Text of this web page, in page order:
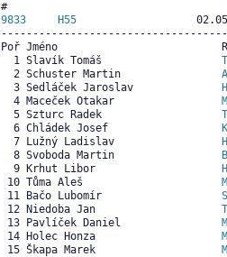
9833
H55
Poř Jméno
  1 Slavík Tomáš
  2 Schuster Martin
  3 Sedláček Jaroslav
  4 Maceček Otakar
  5 Szturc Radek
  6 Chládek Josef
  7 Lužný Ladislav
  8 Svoboda Martin
  9 Krhut Libor
10 Tůma Aleš
11 Bačo Lubomír
12 Niedoba Jan
13 Pavlíček Daniel
14 Holec Honza
15 Škapa Marek